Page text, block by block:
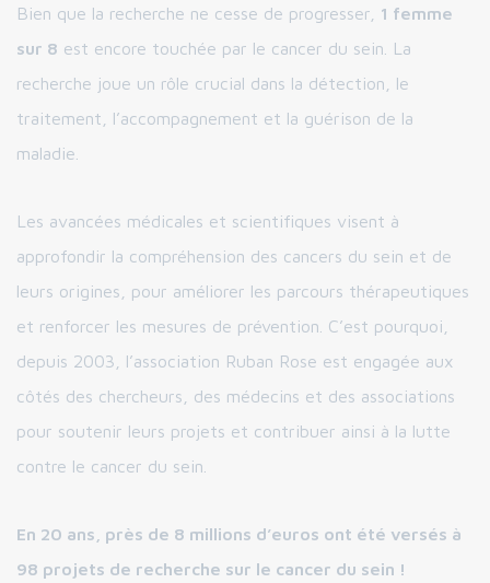
Bien que la recherche ne cesse de progresser, 1 femme
sur 8 est encore touchée par le cancer du sein. La
recherche joue un rôle crucial dans la détection, le
traitement, l’accompagnement et la guérison de la
maladie.
Les avancées médicales et scientifiques visent à
approfondir la compréhension des cancers du sein et de
leurs origines, pour améliorer les parcours thérapeutiques
et renforcer les mesures de prévention. C’est pourquoi,
depuis 2003, l’association Ruban Rose est engagée aux
côtés des chercheurs, des médecins et des associations
pour soutenir leurs projets et contribuer ainsi à la lutte
contre le cancer du sein.
En 20 ans, près de 8 millions d’euros ont été versés à
98 projets de recherche sur le cancer du sein !